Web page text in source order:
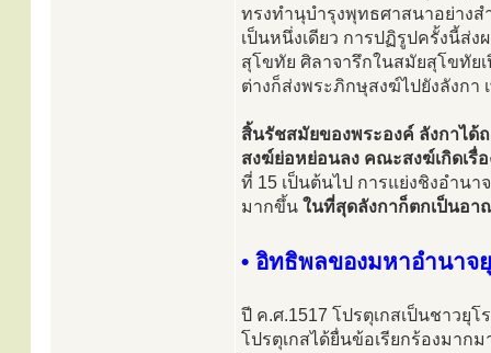
ทรงทำนุบำรุงพุทธศาสนาอย่าง
เป็นหนึ่งเดียว การปฏิรูปครั้งนี้ส่
สุโขทัย ศิลาจารึกในสมัยสุโขทัย
ต่างก็ส่งพระภิกษุสงฆ์ไปยังลังกา
สิ้นรัชสมัยของพระองค์ ลังกาได้
สงฆ์ย่อหย่อนลง คณะสงฆ์เกิดเรื่
ที่ 15 เป็นต้นไป การแย่งชิงอำน
มากขึ้น ในที่สุดลังกาก็ตกเป็นอา
• อิทธิพลของมหาอำนาจ
ปี ค.ศ.1517 โปรตุเกสเป็นชาวยุ
โปรตุเกสได้ยื่นข้อเรียกร้องมาก